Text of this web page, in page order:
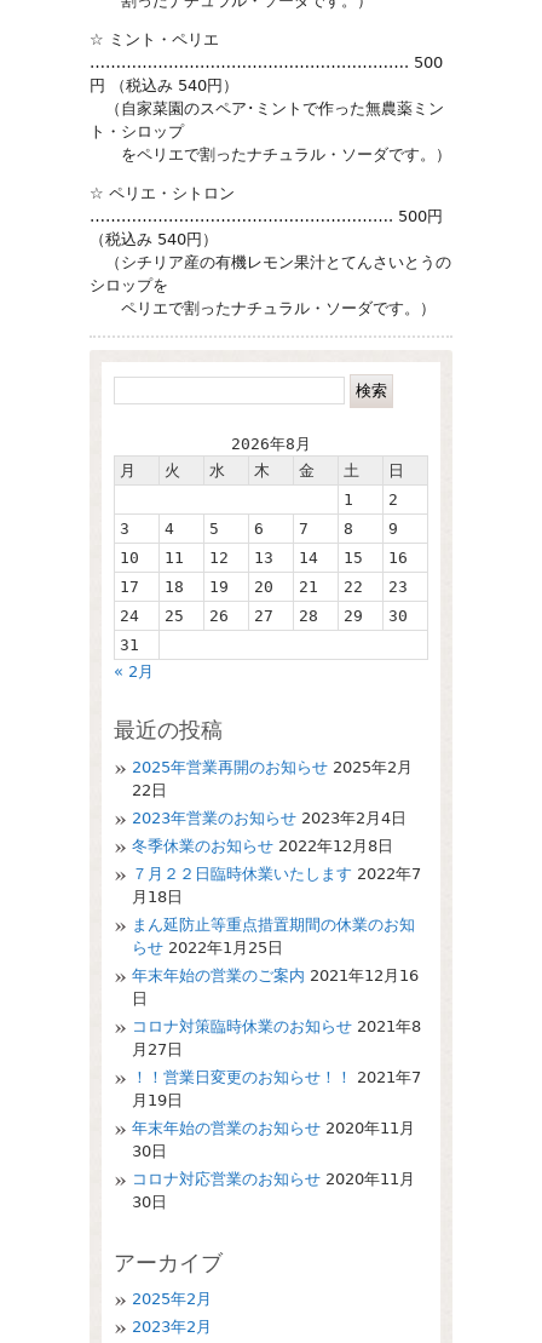
☆ ミント・ペリエ
……………………………………………………. 500
円 （税込み 540円）
（自家菜園のスペア･ミントで作った無農薬ミン
ト・シロップ
をペリエで割ったナチュラル・ソーダです。）
☆ ペリエ・シトロン
…………………………………………………. 500円
（税込み 540円）
（シチリア産の有機レモン果汁とてんさいとうの
シロップを
ペリエで割ったナチュラル・ソーダです。）
2026年8月
月
火 水 木 金 土
日
1
2
3
4 5 6 7 8
9
10
11 12 13 14 15
16
17
18 19 20 21 22
23
24
25 26 27 28 29
30
31
« 2月
最近の投稿
2025年営業再開のお知らせ 2025年2月
22日
2023年営業のお知らせ 2023年2月4日
冬季休業のお知らせ 2022年12月8日
７月２２日臨時休業いたします 2022年7
月18日
まん延防止等重点措置期間の休業のお知
らせ 2022年1月25日
年末年始の営業のご案内 2021年12月16
日
コロナ対策臨時休業のお知らせ 2021年8
月27日
！！営業日変更のお知らせ！！
2021年7
月19日
年末年始の営業のお知らせ 2020年11月
30日
コロナ対応営業のお知らせ 2020年11月
30日
アーカイブ
2025年2月
2023年2月